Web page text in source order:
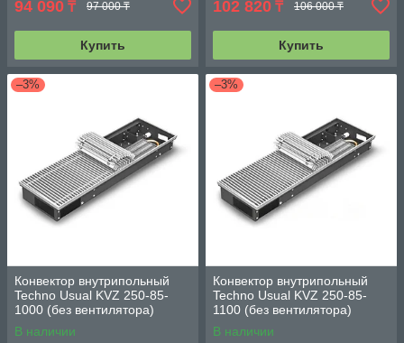
94 090 ₸ 97 000 ₸
Купить
102 820 ₸ 106 000 ₸
Купить
–3%
Конвектор внутрипольный
Techno Usual KVZ 250-85-
1000 (без вентилятора)
В наличии
–3%
Конвектор внутрипольный
Techno Usual KVZ 250-85-
1100 (без вентилятора)
В наличии